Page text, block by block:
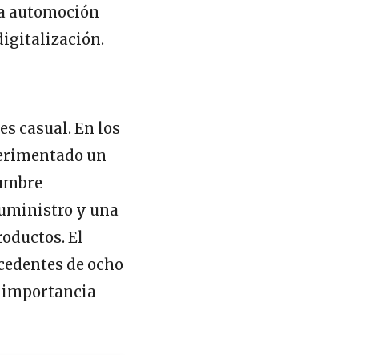
automoción
casual. En los
un
y una
El
de ocho
importancia